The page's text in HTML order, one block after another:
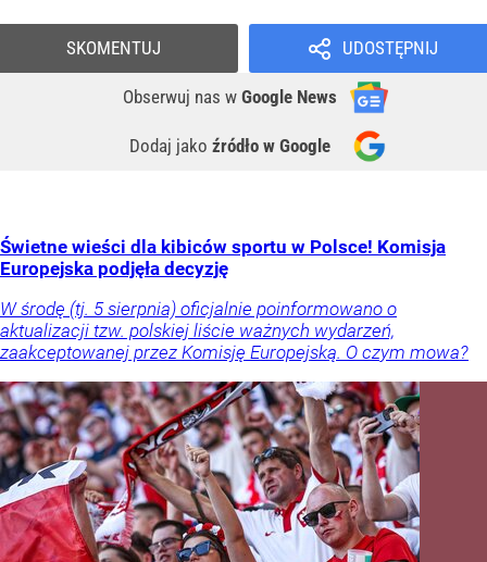
UDOSTĘPNIJ
Obserwuj nas w Google News
Dodaj jako źródło w Google
SKOMENTUJ
Świetne wieści dla kibiców sportu w Polsce! Komisja
Europejska podjęła decyzję
W środę (tj. 5 sierpnia) oficjalnie poinformowano o
aktualizacji tzw. polskiej liście ważnych wydarzeń,
zaakceptowanej przez Komisję Europejską. O czym mowa?